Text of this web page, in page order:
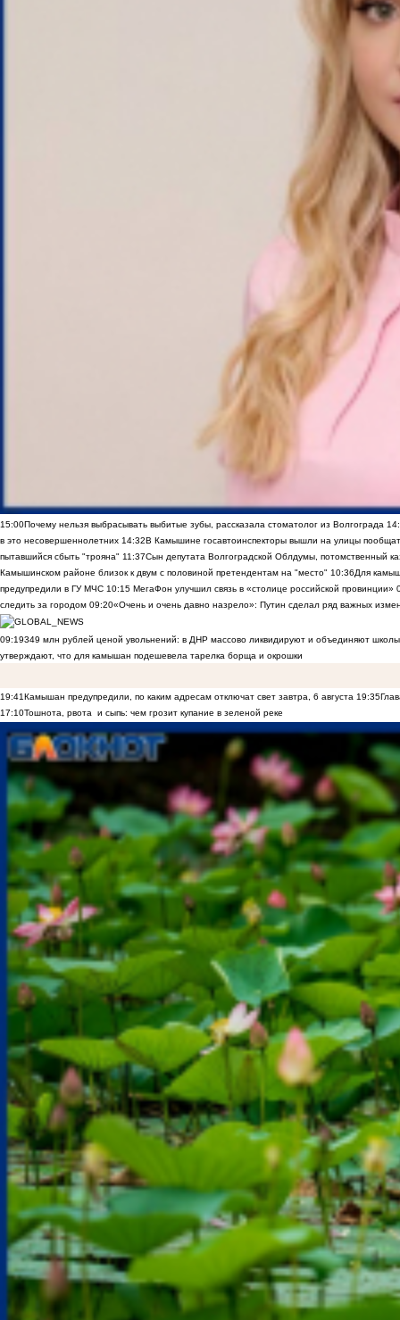
15:00Почему нельзя выбрасывать выбитые зубы, рассказала стоматолог из Волгограда
в это несовершеннолетних 14:32В Камышине госавтоинспекторы вышли на улицы
пытавшийся сбыть "трояна" 11:37Сын депутата Волгоградской Облдумы, потомственный
Камышинском районе близок к двум с половиной претендентам на "место" 10:36Для
предупредили в ГУ МЧС 10:15 МегаФон улучшил связь в «столице российской провинции»
следить за городом 09:20«Очень и очень давно назрело»: Путин сделал ряд важных
09:19349 млн рублей ценой увольнений: в ДНР массово ликвидируют и объединяют
утверждают, что для камышан подешевела тарелка борща и окрошки
19:41Камышан предупредили, по каким адресам отключат свет завтра, 6 августа 19:35
17:10Тошнота, рвота и сыпь: чем грозит купание в зеленой реке